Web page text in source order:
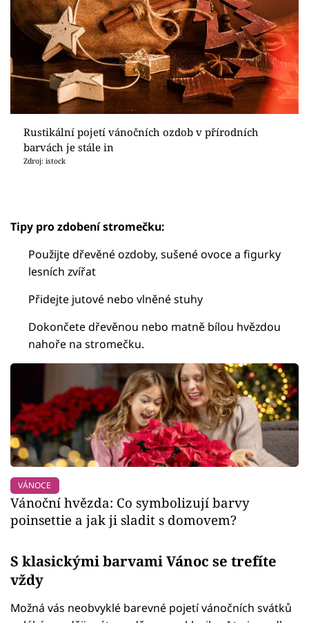
Rustikální pojetí vánočních ozdob v přírodních
barvách je stále in
Zdroj: istock
Tipy pro zdobení stromečku:
Použijte dřevěné ozdoby, sušené ovoce a figurky
lesních zvířat
Přidejte jutové nebo vlněné stuhy
Dokončete dřevěnou nebo matně bílou hvězdou
nahoře na stromečku.
VÁNOCE
Vánoční hvězda: Co symbolizují barvy
poinsettie a jak ji sladit s domovem?
S klasickými barvami Vánoc se trefíte
vždy
Možná vás neobvyklé barevné pojetí vánočních svátků